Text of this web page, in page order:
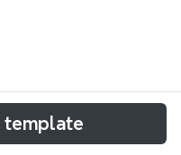
nach Edward de Bono
für klares und
template